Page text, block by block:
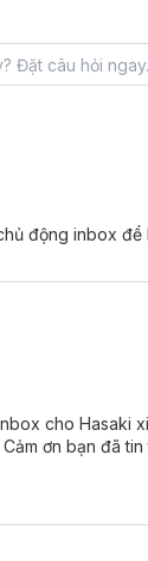
động inbox để
cho Hasaki
ơn bạn đã